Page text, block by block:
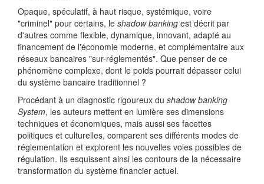
Opaque, spéculatif, à haut risque, systémique, voire
"criminel" pour certains, le shadow banking est décrit par
d'autres comme flexible, dynamique, innovant, adapté au
financement de l'économie moderne, et complémentaire aux
réseaux bancaires "sur-réglementés". Que penser de ce
phénomène complexe, dont le poids pourrait dépasser celui
du système bancaire traditionnel ?
Procédant à un diagnostic rigoureux du shadow banking
System, les auteurs mettent en lumière ses dimensions
techniques et économiques, mais aussi ses facettes
politiques et culturelles, comparent ses différents modes de
réglementation et explorent les nouvelles voies possibles de
régulation. Ils esquissent ainsi les contours de la nécessaire
transformation du système financier actuel.